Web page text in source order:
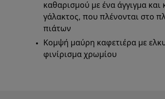
καθαρισμού με ένα άγγιγμα και
γάλακτος, που πλένονται στο
πιάτων
Κομψή μαύρη καφετιέρα με
φινίρισμα χρωμίου